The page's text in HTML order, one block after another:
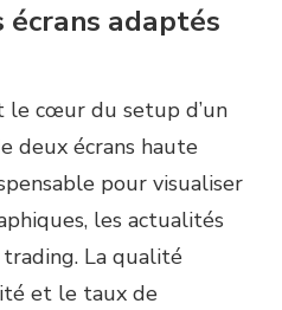
écrans adaptés
le cœur du setup d’un
deux écrans haute
pour visualiser
les actualités
La qualité
et le taux de